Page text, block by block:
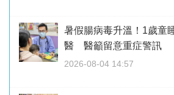
暑假腸病毒升溫！1歲童
醫 醫籲留意重症警訊
2026-08-04 14:57